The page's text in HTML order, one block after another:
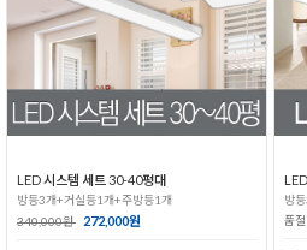
LED 시스템 세트 30-40평대
방등3개+거실등1개+주방등1개
340,000원 272,000원
방
품절